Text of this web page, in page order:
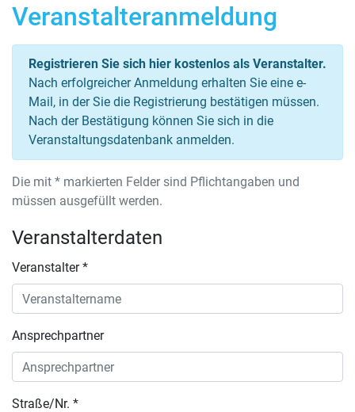
Veranstalteranmeldung
Registrieren Sie sich hier kostenlos als Veranstalter.
Nach erfolgreicher Anmeldung erhalten Sie eine e-
Mail, in der Sie die Registrierung bestätigen müssen.
Nach der Bestätigung können Sie sich in die
Veranstaltungsdatenbank anmelden.
Die mit * markierten Felder sind Pflichtangaben und
müssen ausgefüllt werden.
Veranstalterdaten
Veranstalter *
Ansprechpartner
Straße/Nr. *